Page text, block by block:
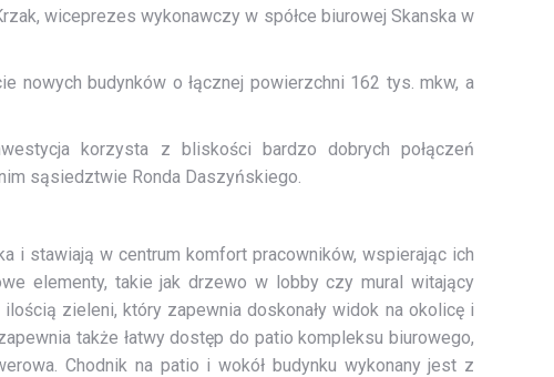
wiceprezes wykonawczy w spółce biurowej Skanska w
nowych budynków o łącznej powierzchni 162 tys. mkw, a
korzysta z bliskości bardzo dobrych połączeń
sąsiedztwie Ronda Daszyńskiego.
i stawiają w centrum komfort pracowników, wspierając ich
elementy, takie jak drzewo w lobby czy mural witający
zieleni, który zapewnia doskonały widok na okolicę i
także łatwy dostęp do patio kompleksu biurowego,
Chodnik na patio i wokół budynku wykonany jest z